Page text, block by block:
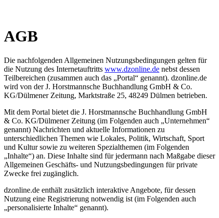
AGB
Die nachfolgenden Allgemeinen Nutzungsbedingungen gelten für
die Nutzung des Internetauftritts www.dzonline.de nebst dessen
Teilbereichen (zusammen auch das „Portal“ genannt). dzonline.de
wird von der J. Horstmannsche Buchhandlung GmbH & Co.
KG/Dülmener Zeitung, Marktstraße 25, 48249 Dülmen betrieben.
Mit dem Portal bietet die J. Horstmannsche Buchhandlung GmbH
& Co. KG/Dülmener Zeitung (im Folgenden auch „Unternehmen“
genannt) Nachrichten und aktuelle Informationen zu
unterschiedlichen Themen wie Lokales, Politik, Wirtschaft, Sport
und Kultur sowie zu weiteren Spezialthemen (im Folgenden
„Inhalte“) an. Diese Inhalte sind für jedermann nach Maßgabe dieser
Allgemeinen Geschäfts- und Nutzungsbedingungen für private
Zwecke frei zugänglich.
dzonline.de enthält zusätzlich interaktive Angebote, für dessen
Nutzung eine Registrierung notwendig ist (im Folgenden auch
„personalisierte Inhalte“ genannt).